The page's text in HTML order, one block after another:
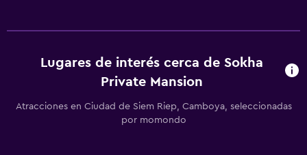
Chimenea
Lugares de interés cerca de Sokha
Private Mansion
Atracciones en Ciudad de Siem Riep, Camboya, seleccionadas
por momondo